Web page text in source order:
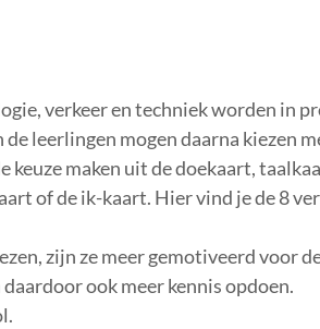
verkeer en techniek worden in
leerlingen mogen daarna kiezen
keuze maken uit de doekaart,
of de ik-kaart. Hier vind je de 8
zijn ze meer gemotiveerd voor
ook meer kennis opdoen.